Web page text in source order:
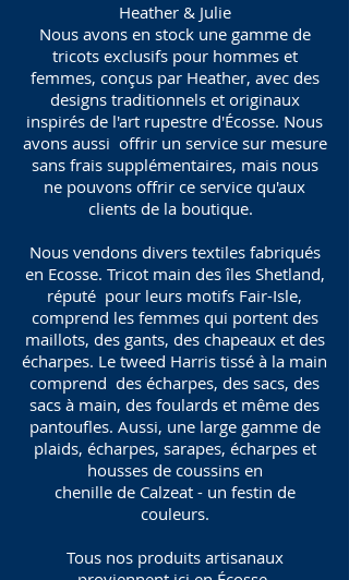
Heather & Julie
Nous avons en stock une gamme de
tricots exclusifs pour hommes et
femmes, conçus par Heather, avec des
designs traditionnels et originaux
inspirés de l'art rupestre d'Écosse. Nous
avons aussi offrir un service sur mesure
sans frais supplémentaires, mais nous
ne pouvons offrir ce service qu'aux
clients de la boutique.
Nous vendons divers textiles fabriqués
en Ecosse. Tricot main des îles Shetland,
réputé pour leurs motifs Fair-Isle,
comprend les femmes qui portent des
maillots, des gants, des chapeaux et des
écharpes. Le tweed Harris tissé à la main
comprend des écharpes, des sacs, des
sacs à main, des foulards et même des
pantoufles. Aussi, une large gamme de
plaids, écharpes, sarapes, écharpes et
housses de coussins en
chenille de Calzeat - un festin de
couleurs.
Tous nos produits artisanaux